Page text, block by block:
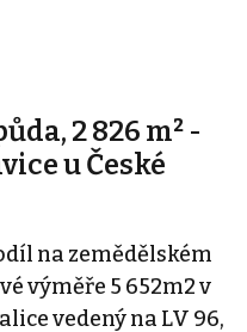
2 826 m² -
u České
na zemědělském
výměře 5 652m2 v
vedený na LV 96,